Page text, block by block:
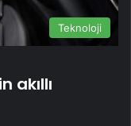
Teknoloji
akıllı